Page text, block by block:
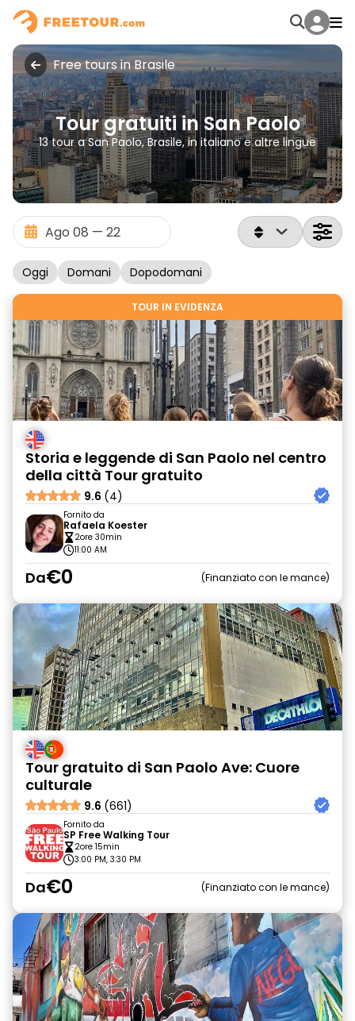
Free tours in Brasile
Tour gratuiti in San Paolo
13 tour a San Paolo, Brasile, in italiano e altre lingue
Oggi Domani Dopodomani
TOUR IN EVIDENZA
Storia e leggende di San Paolo nel centro
della città Tour gratuito
9.6 (4)
Fornito da
Rafaela Koester
2ore 30min
11:00 AM
Da€0 Finanziato con le mance
Tour gratuito di San Paolo Ave: Cuore
culturale
9.6 (661)
Fornito da
SP Free Walking Tour
2ore 15min
3:00 PM, 3:30 PM
Da€0 Finanziato con le mance